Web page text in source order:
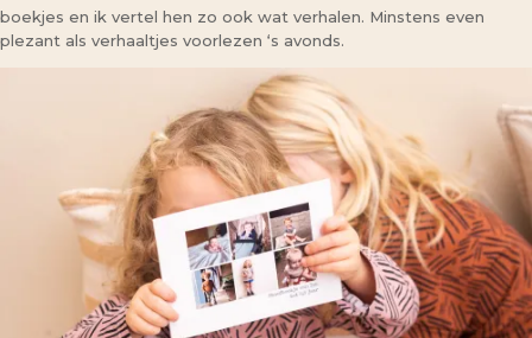
boekjes en ik vertel hen zo ook wat verhalen. Minstens even
plezant als verhaaltjes voorlezen ‘s avonds.